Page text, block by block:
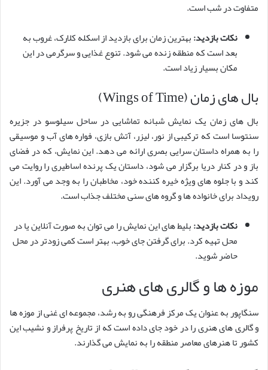
متفاوت در شب است.
نکات بازدید:بهترین زمان برای بازدید از اسکله کلارک، غروب به
بعد است که منطقه زنده می شود. تنوع غذایی و سرگرمی در این
مکان بسیار زیاد است.
بال های زمان (Wings of Time)
بال های زمان یک نمایش شبانه تماشایی در ساحل سیلوسو در جزیره
سنتوسا است که ترکیبی از نور، لیزر، آتش بازی، فواره های آب و موسیقی
را به همراه داستان سرایی بصری ارائه می دهد. این نمایش، که در فضای
باز و در کنار دریا برگزار می شود، داستان یک پرنده اساطیری را روایت می
کند و با جلوه های ویژه خیره کننده خود، مخاطبان را به وجد می آورد. این
رویداد برای خانواده ها و گروه های سنی مختلف جذاب است.
نکات بازدید:بلیط های این نمایش را می توان به صورت آنلاین یا در
محل تهیه کرد. برای گرفتن جای خوب، بهتر است کمی زودتر در محل
حاضر شوید.
موزه ها و گالری های هنری
سنگاپور به عنوان یک مرکز فرهنگی رو به رشد، مجموعه ای غنی از موزه ها
و گالری های هنری را در خود جای داده است که از تاریخ پرفراز و نشیب این
کشور تا هنرهای معاصر منطقه را به نمایش می گذارند.